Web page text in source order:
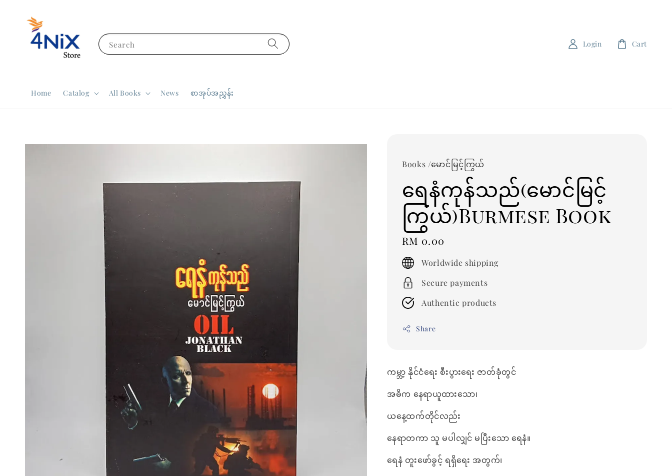
Search
Home Catalog All Books News စာအုပ်အညွှန်း
Login Cart
Books /မောင်မြင့်ကြွယ်
ရေနံကုန်သည်(မောင်မြင့်
ကြွယ်)Burmese Book
Regular
price
RM 0.00
Worldwide shipping
Secure payments
Authentic products
Share
ကမ္ဘာ့ နိုင်ငံရေး စီးပွားရေး ဇာတ်ခုံတွင်
အဓိက နေရာယူထားသော၊
ယနေ့ထက်တိုင်လည်း
နေရာတကာ သူ မပါလျှင် မပြီးသော ရေနံ။
ရေနံ တူးဖော်ခွင့် ရရှိရေး အတွက်၊